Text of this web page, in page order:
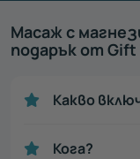
Масаж с
подарък от Gift
Какво
Кога?